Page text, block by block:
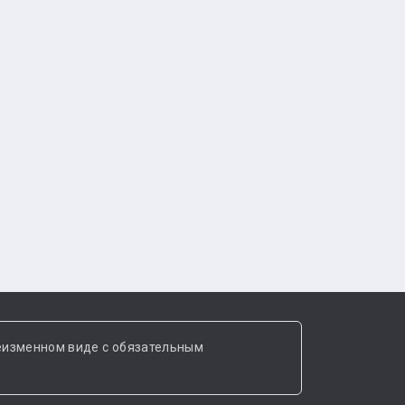
виде с обязательным